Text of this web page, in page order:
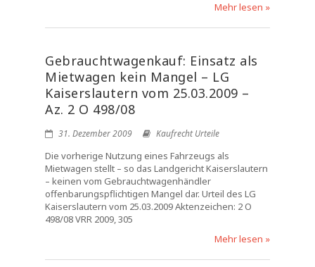
Mehr lesen »
Gebrauchtwagenkauf: Einsatz als
Mietwagen kein Mangel – LG
Kaiserslautern vom 25.03.2009 –
Az. 2 O 498/08
31. Dezember 2009 Kaufrecht Urteile
Die vorherige Nutzung eines Fahrzeugs als
Mietwagen stellt – so das Landgericht Kaiserslautern
– keinen vom Gebrauchtwagenhändler
offenbarungspflichtigen Mangel dar. Urteil des LG
Kaiserslautern vom 25.03.2009 Aktenzeichen: 2 O
498/08 VRR 2009, 305
Mehr lesen »